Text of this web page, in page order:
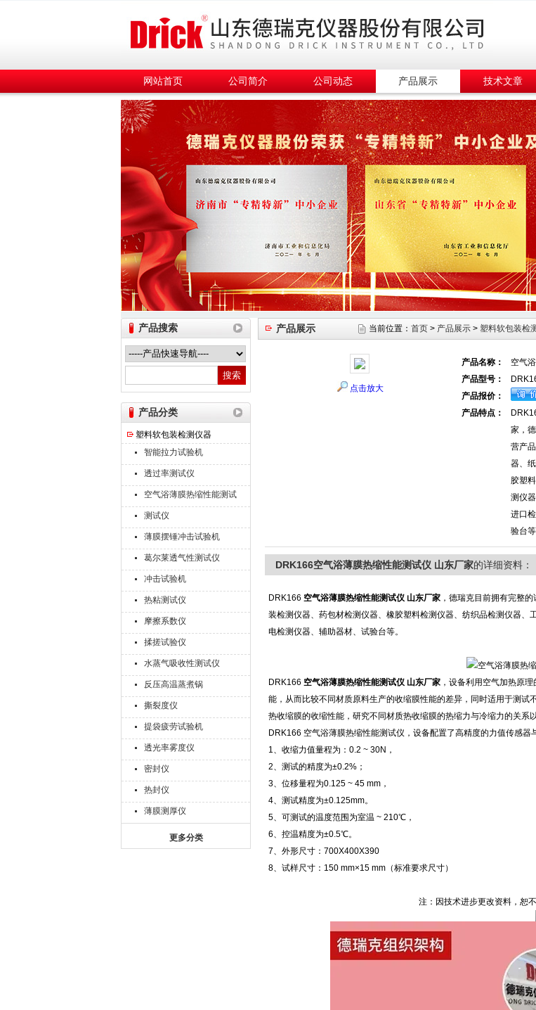
山东德瑞克仪器股份有限公司
网站首页 公司简介 公司动态 产品展示 技术文章
产品搜索
产品分类
塑料软包装检测仪器
智能拉力试验机
透过率测试仪
空气浴薄膜热缩性能测试
仪
测试仪
薄膜摆锤冲击试验机
葛尔莱透气性测试仪
冲击试验机
热粘测试仪
摩擦系数仪
揉搓试验仪
水蒸气吸收性测试仪
反压高温蒸煮锅
撕裂度仪
提袋疲劳试验机
透光率雾度仪
密封仪
热封仪
薄膜测厚仪
更多分类
产品展示 当前位置： 首页 > 产品展示 > 塑料软包装检
点击放大
产品名称：
空气
产品型号：
产品报价：
产品特点：
家，
营产
器、
胶塑
测仪
进口
验台等
DRK166空气浴薄膜热缩性能测试仪 山东厂家的详细资料：
DRK166 空气浴薄膜热缩性能测试仪 山东厂家 ，德瑞克目前拥有完整
装检测仪器、药包材检测仪器、橡胶塑料检测仪器、纺织品检测仪器
电检测仪器、辅助器材、试验台等。
DRK166 空气浴薄膜热缩性能测试仪 山东厂家 ，设备利用空气加热原
能，从而比较不同材质原料生产的收缩膜性能的差异，同时适用于测
热收缩膜的收缩性能，研究不同材质热收缩膜的热缩力与冷缩力的关系
DRK166 空气浴薄膜热缩性能测试仪，设备配置了高精度的力值传感器
1、收缩力值量程为：0.2 ~ 30N，
2、测试的精度为±0.2%；
3、位移量程为0.125 ~ 45 mm，
4、测试精度为±0.125mm。
5、可测试的温度范围为室温 ~ 210℃，
6、控温精度为±0.5℃。
7、外形尺寸：700X400X390
8、试样尺寸：150 mm×15 mm（标准要求尺寸）
注：因技术进步更改资料，恕